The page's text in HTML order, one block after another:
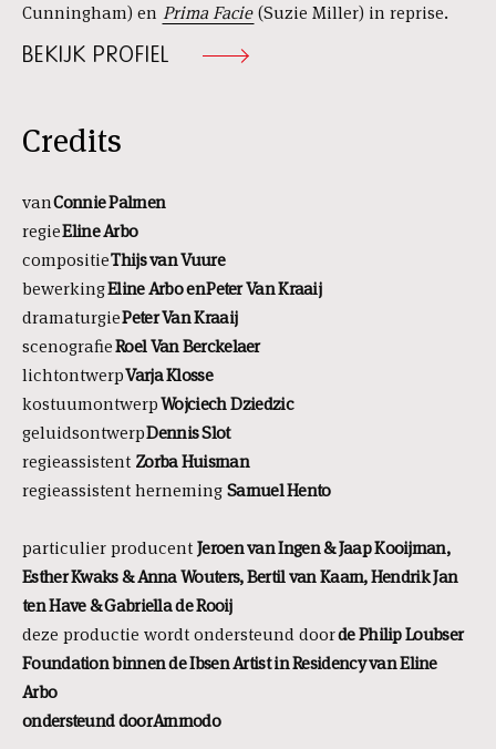
Cunningham) en Prima Facie (Suzie Miller) in reprise.
BEKIJK PROFIEL
Credits
vanConnie Palmen
regieEline Arbo
compositieThijs van Vuure
bewerkingEline Arbo en Peter Van Kraaij
dramaturgiePeter Van Kraaij
scenografieRoel Van Berckelaer
lichtontwerpVarja Klosse
kostuumontwerpWojciechDziedzic
geluidsontwerpDennis Slot
regieassistent Zorba Huisman
regieassistent hernemingSamuel Hento
particulier producentJeroen van Ingen & Jaap Kooijman,
EstherKwaks & Anna Wouters, Bertil van Kaam, Hendrik Jan
ten Have & Gabriella de Rooij
deze productie wordt ondersteund doorde Philip Loubser
Foundation binnen de Ibsen Artist in Residency van Eline
Arbo
ondersteund door Ammodo